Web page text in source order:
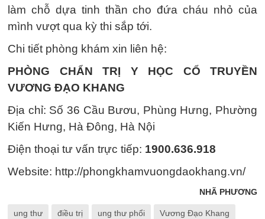
làm chỗ dựa tinh thần cho đứa cháu nhỏ của
mình vượt qua kỳ thi sắp tới.
Chi tiết phòng khám xin liên hệ:
PHÒNG CHẨN TRỊ Y HỌC CỔ TRUYỀN
VƯƠNG ĐẠO KHANG
Địa chỉ: Số 36 Cầu Bươu, Phùng Hưng, Phường
Kiến Hưng, Hà Đông, Hà Nội
Điện thoại tư vấn trực tiếp: 1900.636.918
Website: http://phongkhamvuongdaokhang.vn/
NHÃ PHƯƠNG
ung thư điều trị ung thư phổi Vương Đạo Khang